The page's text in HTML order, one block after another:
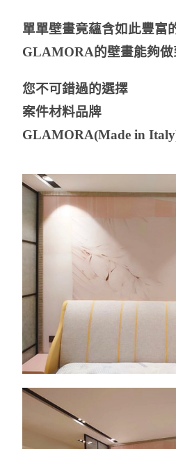
單單壁畫竟蘊含如此豐富
GLAMORA的壁畫能夠做
您不可錯過的選擇
案件材料品牌
GLAMORA(Made in